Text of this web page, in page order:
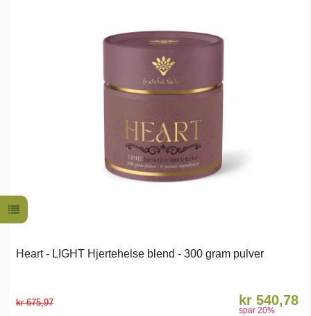
Heart - LIGHT Hjertehelse blend - 300 gram pulver
kr 675,97 kr 540,78
spar 20%